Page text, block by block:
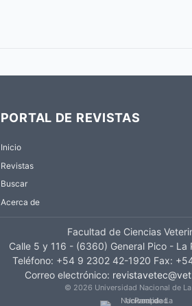
PORTAL DE REVISTAS
Inicio
Revistas
Buscar
Acerca de
Facultad de Ciencias
Calle 5 y 116 - (6360) General Pico - La
Teléfono: +54 9 2302 42-1920 Fax:
Correo electrónico:
© 2026 Universidad Nacional de